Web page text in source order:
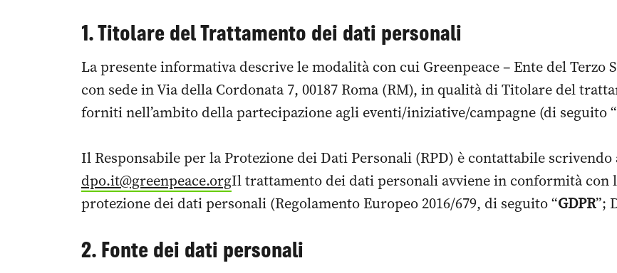
1. Titolare del Trattamento dei dati personali
La presente informativa descrive le modalità con cui Greenpeace – Ente del Terzo
con sede in Via della Cordonata 7, 00187 Roma (RM), in qualità di Titolare del
forniti nell’ambito della partecipazione agli eventi/iniziative/campagne (di seguito “
Il Responsabile per la Protezione dei Dati Personali (RPD) è contattabile
dpo.it@greenpeace.orgIl trattamento dei dati personali avviene in conformità
protezione dei dati personali (Regolamento Europeo 2016/679, di seguito “GDPR”;
2. Fonte dei dati personali